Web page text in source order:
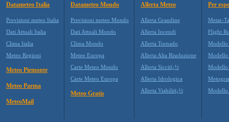
Datameteo Italia
Previsioni meteo Italia
Dati Attuali Italia
Clima Italia
Meteo Regioni
Meteo Piemonte
Meteo Parma
MeteoMail
Datameteo Mondo
Previsioni meteo Mondo
Dati Attuali Mondo
Clima Mondo
Meteo Europa
Carte Meteo Mondo
Carte Meteo Europa
Meteo Gratis
Allerta Meteo
Allerta Grandine
Allerta Incendi
Allerta Tornado
Allerta Alta Risoluzione
Allerta Siccitï¿½
Allerta Idrologica
Allerta Viabilitï¿½
Per
Metar-
Flight
Modello
Modello
Modello
Modello